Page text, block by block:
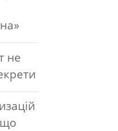
не
що